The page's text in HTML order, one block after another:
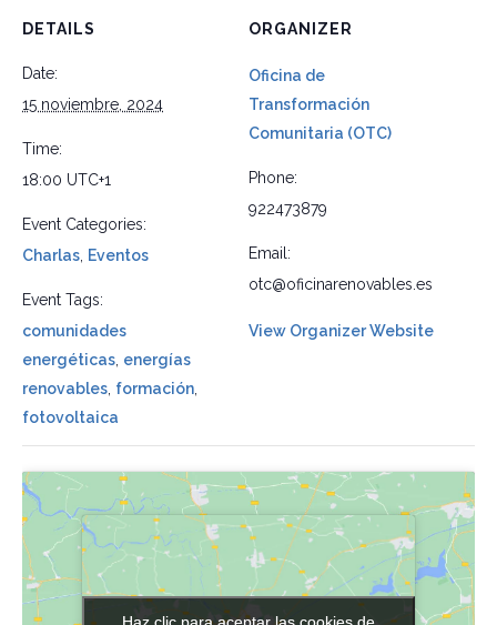
DETAILS
Date:
15 noviembre, 2024
Time:
18:00 UTC+1
Event Categories:
Charlas Eventos
Event Tags:
comunidades
energéticas energías
renovables formación
fotovoltaica
ORGANIZER
Oficina de
Transformación
Comunitaria (OTC)
Phone:
922473879
Email:
otc@oficinarenovables.es
View Organizer Website
Haz clic para aceptar las cookies de
Haz clic para aceptar las cookies de